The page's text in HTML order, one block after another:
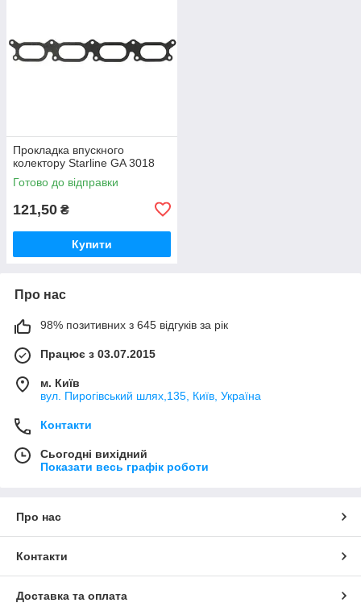
Прокладка впускного
колектору Starline GA 3018
Готово до відправки
121,50 ₴
Купити
Про нас
98% позитивних з 645 відгуків за рік
Працює з 03.07.2015
м. Київ
вул. Пирогівський шлях,135, Київ, Україна
Контакти
Сьогодні вихідний
Показати весь графік роботи
Про нас
Контакти
Доставка та оплата